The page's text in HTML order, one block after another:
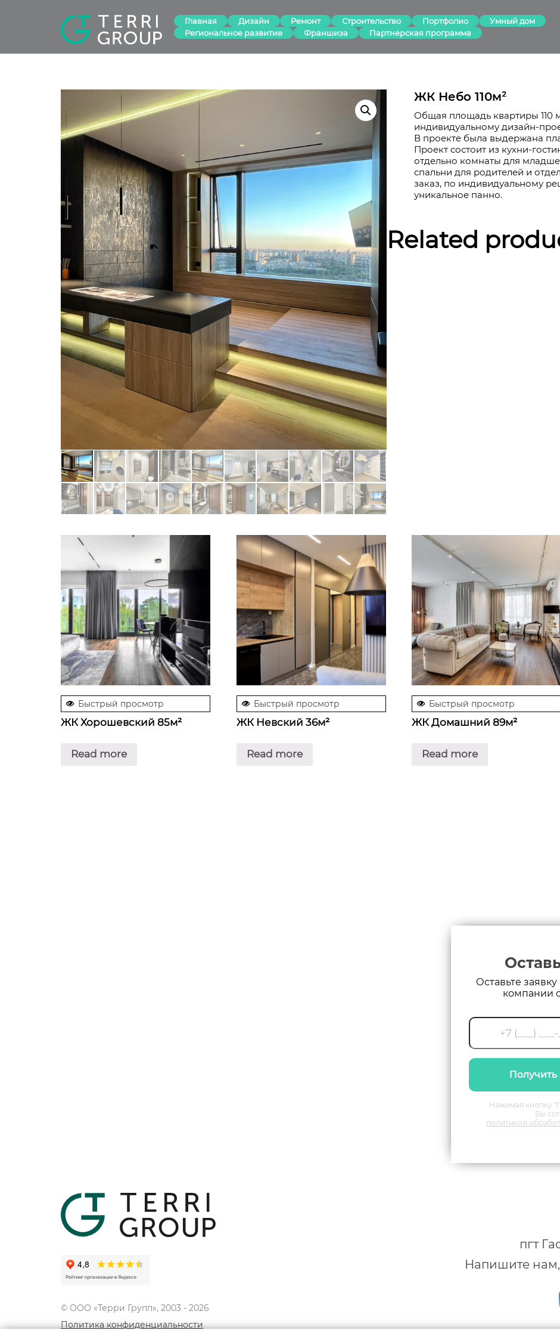
Главная Дизайн Ремонт Строительство Портфолио
Умный дом
Региональное развитие
Франшиза Партнерская программа
ЖК Небо 110м²
Общая площадь квартиры 110
индивидуальному дизайн-
В проекте была выдержана
Проект состоит из кухни-
отдельно комнаты для
спальни для родителей и
заказ, по индивидуальному
уникальное панно.
Related
Быстрый просмотр
ЖК Хорошевский 85м²
Read more
Быстрый просмотр
ЖК Невский 36м²
Read more
Быстрый просмотр
ЖК Домашний 89м²
Read more
Оставьте
компании
Получить
Нажимая кнопку
Вы
политикой
© ООО «Терри Групп», 2003 - 2026
Политика конфиденциальности
пгт
Напишите нам,